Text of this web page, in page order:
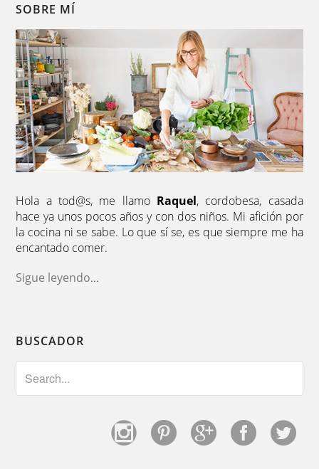
SOBRE MÍ
Hola a tod@s, me llamo Raquel, cordobesa, casada
hace ya unos pocos años y con dos niños. Mi afición por
la cocina ni se sabe. Lo que sí se, es que siempre me ha
encantado comer.
Sigue leyendo...
BUSCADOR